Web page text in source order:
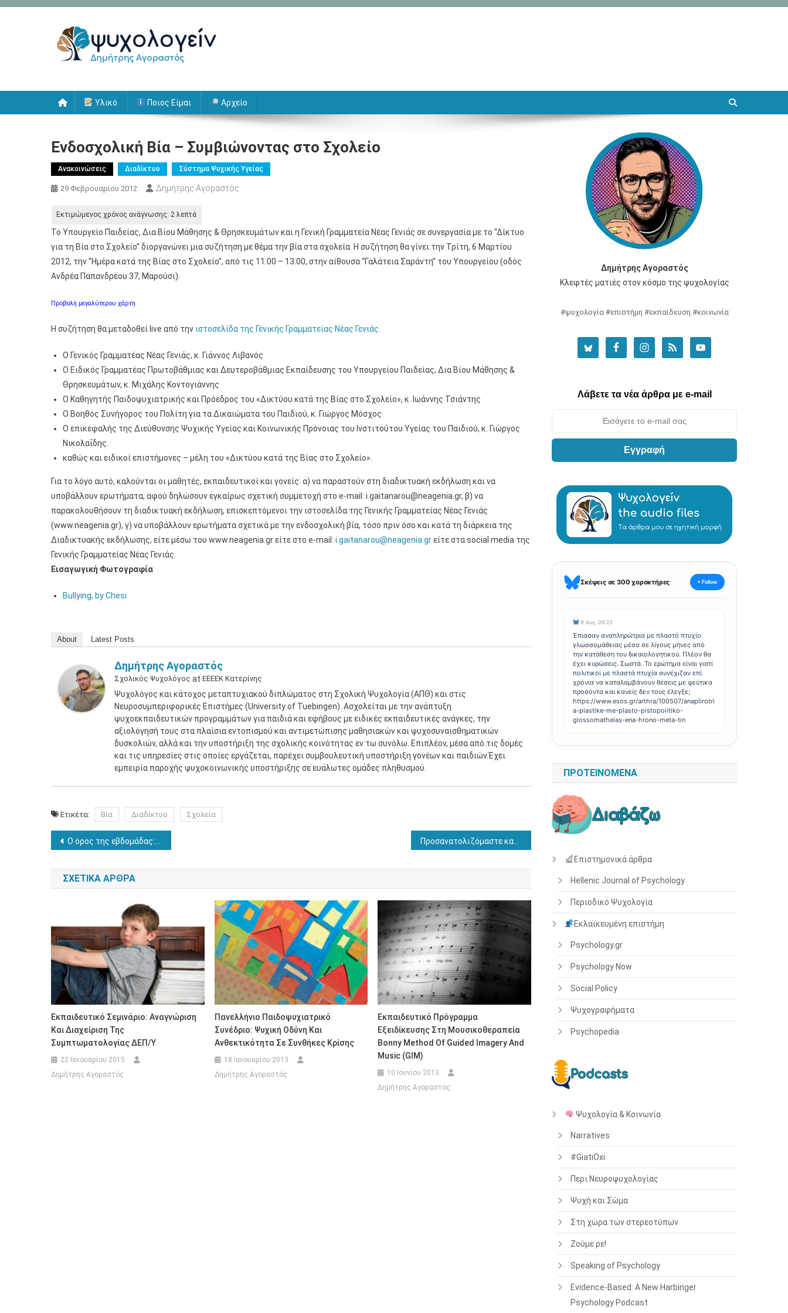
Μεταπηδήστε
Υλικό Ποιος Είμαι Αρχείο
Ενδοσχολική Βία – Συμβιώνοντας στο Σχολείο
Ανακοινώσεις Διαδίκτυο Σύστημα Ψυχικής Υγείας
29 Φεβρουαρίου 2012 Δημήτρης Αγοραστός
To Υπουργείο Παιδείας, Δια Βίου Μάθησης & Θρησκευμάτων και η Γενική Γραμματεία Νέας Γενιάς σε συνεργασία με το “Δίκτυο
για τη Βία στο Σχολείο” διοργανώνει μια συζήτηση με θέμα την βία στα σχολεία. Η συζήτηση θα γίνει την Τρίτη, 6 Μαρτίου
2012, την “Ημέρα κατά της Βίας στο Σχολείο”, από τις 11:00 – 13:00, στην αίθουσα “Γαλάτεια Σαράντη” του Υπουργείου (οδός
Ανδρέα Παπανδρέου 37, Μαρούσι).
Προβολή μεγαλύτερου χάρτη
Η συζήτηση θα μεταδοθεί live από την ιστοσελίδα της Γενικής Γραμματείας Νέας Γενιάς
Ο Γενικός Γραμματέας Νέας Γενιάς, κ. Γιάννος Λιβανός
Ο Ειδικός Γραμματέας Πρωτοβάθμιας και Δευτεροβάθμιας Εκπαίδευσης του Υπουργείου Παιδείας, Δια Βίου Μάθησης &
Θρησκευμάτων, κ. Μιχάλης Κοντογιάννης
Ο Καθηγητής Παιδοψυχιατρικής και Πρόεδρος του «Δικτύου κατά της Βίας στο Σχολείο», κ. Ιωάννης Τσιάντης
Ο Βοηθός Συνήγορος του Πολίτη για τα Δικαιώματα του Παιδιού, κ. Γιώργος Μόσχος
Ο επικεφαλής της Διεύθυνσης Ψυχικής Υγείας και Κοινωνικής Πρόνοιας του Ινστιτούτου Υγείας του Παιδιού, κ. Γιώργος
Νικολαΐδης.
καθώς και ειδικοί επιστήμονες – μέλη του «Δικτύου κατά της Βίας στο Σχολείο».
Για το λόγο αυτό, καλούνται οι μαθητές, εκπαιδευτικοί και γονείς: α) να παραστούν στη διαδικτυακή εκδήλωση και να
υποβάλλουν ερωτήματα, αφού δηλώσουν εγκαίρως σχετική συμμετοχή στο e-mail: i.gaitanarou@neagenia.gr, β) να
παρακολουθήσουν τη διαδικτυακή εκδήλωση, επισκεπτόμενοι την ιστοσελίδα της Γενικής Γραμματείας Νέας Γενιάς
(www.neagenia.gr), γ) να υποβάλλουν ερωτήματα σχετικά με την ενδοσχολική βία, τόσο πριν όσο και κατά τη διάρκεια της
Διαδικτυακής εκδήλωσης, είτε μέσω του www.neagenia.gr είτε στο e-mail: i.gaitanarou@neagenia.grείτε στα social media της
Γενικής Γραμματείας Νέας Γενιάς.
Εισαγωγική Φωτογραφία
Bullying, by Chesi
About Latest Posts
Δημήτρης Αγοραστός
Σχολικός Ψυχολόγος at ΕΕΕΕΚ Κατερίνης
Ψυχολόγος και κάτοχος μεταπτυχιακού διπλώματος στη Σχολική Ψυχολογία (ΑΠΘ) και στις
Νευροσυμπεριφορικές Επιστήμες (University of Tuebingen). Ασχολείται με την ανάπτυξη
ψυχοεκπαιδευτικών προγραμμάτων για παιδιά και εφήβους με ειδικές εκπαιδευτικές ανάγκες, την
αξιολόγησή τους στα πλαίσια εντοπισμού και αντιμετώπισης μαθησιακών και ψυχοσυναισθηματικών
δυσκολιών, αλλά και την υποστήριξη της σχολικής κοινότητας εν τω συνόλω. Επιπλέον, μέσα από τις δομές
και τις υπηρεσίες στις οποίες εργάζεται, παρέχει συμβουλευτική υποστήριξη γονέων και παιδιών.Έχει
εμπειρία παροχής ψυχοκοινωνικής υποστήριξης σε ευάλωτες ομάδες πληθυσμού.
Ετικέτα: Βία Διαδίκτυο Σχολεία
Πλοήγηση
άρθρων
Ο όρος της εβδομάδας: Γκεστάλτ
ΣΧΕΤΙΚΆ ΆΡΘΡΑ
Εκπαιδευτικό Σεμινάριο: Αναγνώριση
Και Διαχείριση Της
Συμπτωματολογίας ΔΕΠ/Υ
22 Ιανουαρίου 2015
Δημήτρης Αγοραστός
Πανελλήνιο Παιδοψυχιατρικό
Συνέδριο: Ψυχική Οδύνη Και
Ανθεκτικότητα Σε Συνθήκες Κρίσης
18 Ιανουαρίου 2013
Δημήτρης Αγοραστός
Εκπαιδευτικό Πρόγραμμα
Εξειδίκευσης Στη Μουσικοθεραπεία
Bonny Method Of Guided Imagery And
Music (GIM)
10 Ιουνίου 2013
Δημήτρης Αγοραστός
Δημήτρης Αγοραστός
Κλεφτές ματιές στον κόσμο της ψυχολογίας
#ψυχολογία #επιστήμη #εκπαίδευση #κοινωνία
Λάβετε τα νέα άρθρα με e-mail
Εγγραφή
Σκέψεις σε 300 χαρακτήρες + Follow
9 Αυγ, 09:23
Έπιασαν αναπληρώτρια με πλαστό πτυχίο
γλωσσομάθειας μέσα σε λίγους μήνες από
την κατάθεση του δικαιολογητικού. Πλέον θα
έχει κυρώσεις. Σωστά. Το ερώτημα είναι γιατί
πολιτικοί με πλαστά πτυχία συνέχιζαν επί
χρόνια να καταλαμβάνουν θέσεις με ψεύτικα
προσόντα και κανείς δεν τους έλεγξε;
https://www.esos.gr/arthra/100507/anaplirotri
a-piastike-me-plasto-pistopoiitiko-
glossomatheias-ena-hrono-meta-tin
ΠΡΟΤΕΙΝΌΜΕΝΑ
Επιστημονικά άρθρα
Hellenic Journal of Psychology
Περιοδικό Ψυχολογία
Εκλαϊκευμένη επιστήμη
Psychology.gr
Psychology Now
Social Policy
Ψυχογραφήματα
Psychopedia
Ψυχολογία & Κοινωνία
Narratives
#GiatiOxi
Περι Νευροψυχολογίας
Ψυχή και Σώμα
Στη χώρα των στερεοτύπων
Ζούμε ρε!
Speaking of Psychology
Evidence-Based: A New Harbinger
Psychology Podcast